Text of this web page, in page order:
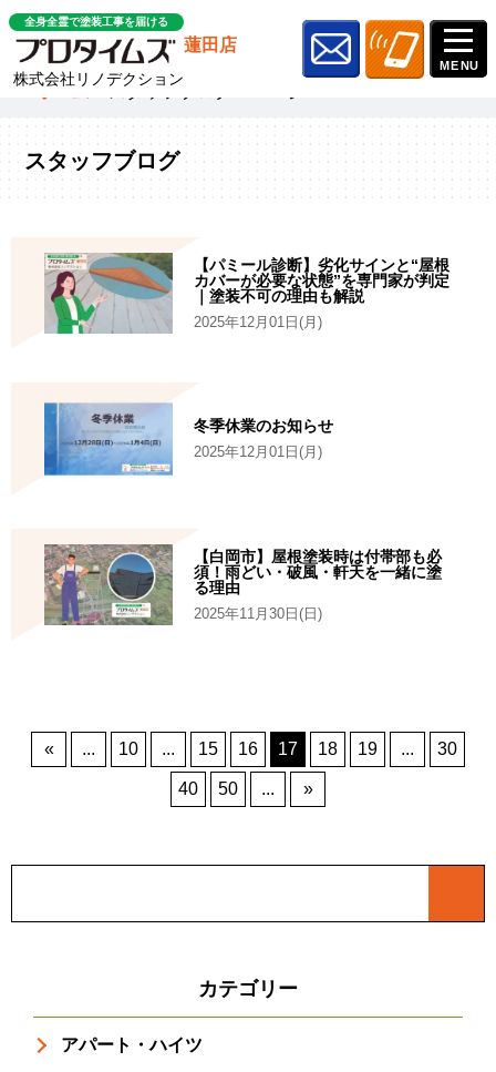
全身全霊で塗装工事を届ける
蓮田店
株式会社リノデクション
ホーム » スタッフブログ
スタッフブログ
【パミール診断】劣化サインと“屋根
カバーが必要な状態”を専門家が判定
｜塗装不可の理由も解説
2025年12月01日(月)
冬季休業のお知らせ
2025年12月01日(月)
【白岡市】屋根塗装時は付帯部も必
須！雨どい・破風・軒天を一緒に塗
る理由
2025年11月30日(日)
« ... 10 ... 15 16 17 18 19 ... 30
40 50 ... »
カテゴリー
アパート・ハイツ